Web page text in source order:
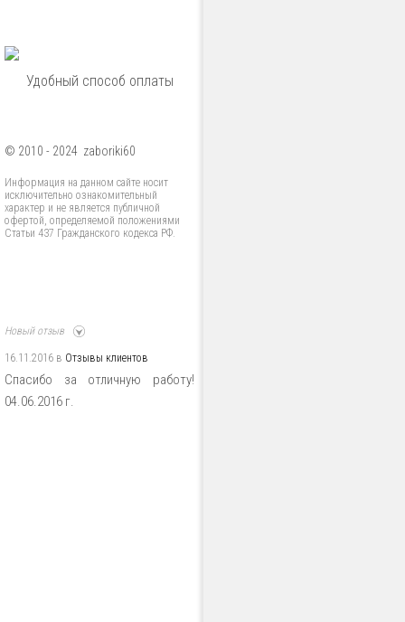
Удобный способ оплаты
© 2010 - 2024 zaboriki60
Информация на данном сайте носит
исключительно ознакомительный
характер и не является публичной
офертой, определяемой положениями
Статьи 437 Гражданского кодекса РФ.
Новый отзыв
16.11.2016 в Отзывы клиентов
Спасибо за отличную работу!
04.06.2016 г.